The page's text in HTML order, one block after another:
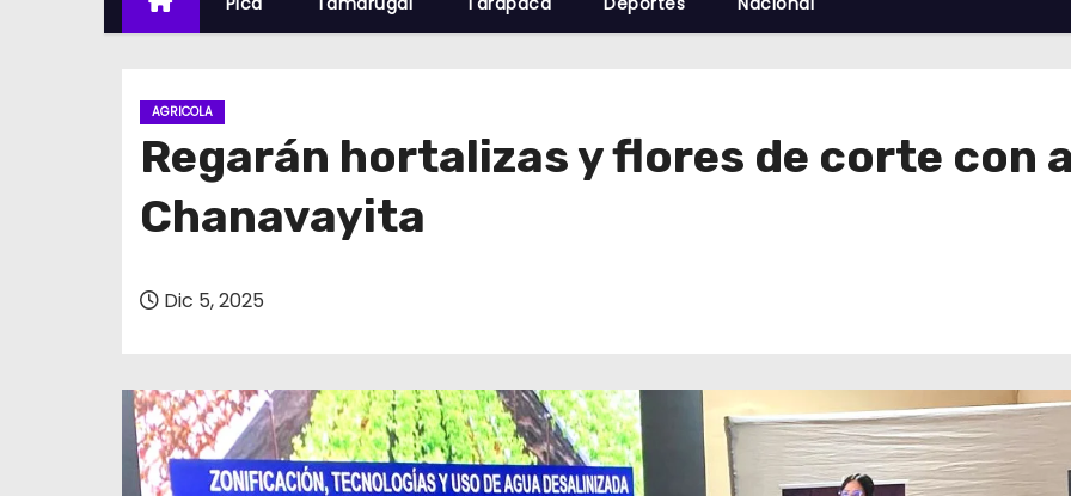
AGRICOLA
Regarán hortalizas y flores de corte con
Chanavayita
Dic 5, 2025